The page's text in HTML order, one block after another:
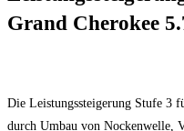
Grand Cherokee
Die Leistungssteigerung Stufe 3
durch Umbau von Nockenwelle,